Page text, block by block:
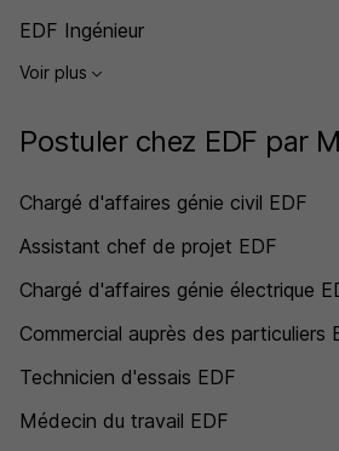
EDF Ingénieur
Voir plus
Postuler chez EDF par
Chargé d'affaires génie civil EDF
Assistant chef de projet EDF
Chargé d'affaires génie électrique
Commercial auprès des particuliers
Technicien d'essais EDF
Médecin du travail EDF